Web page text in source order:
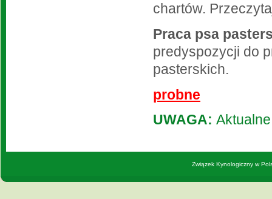
chartów.
Praca psa
predyspozycji do
pasterskich.
probne
UWAGA:
Związek Kynologiczny w